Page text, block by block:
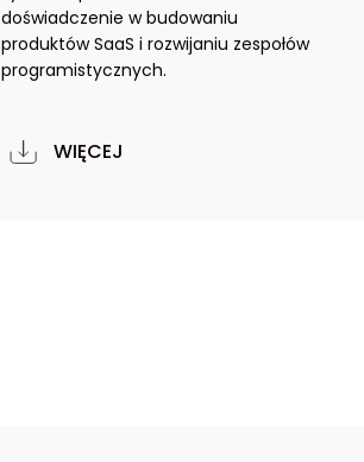
doświadczenie w budowaniu
produktów SaaS i rozwijaniu zespołów
programistycznych.
WIĘCEJ